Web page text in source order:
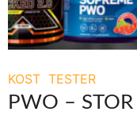
KOST TESTER
PWO –